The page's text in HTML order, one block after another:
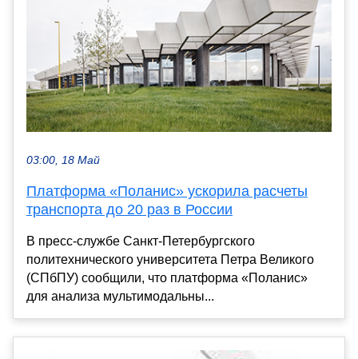
03:00, 18 Май
Платформа «Поланис» ускорила расчеты
транспорта до 20 раз в России
В пресс-службе Санкт-Петербургского
политехнического университета Петра Великого
(СПбПУ) сообщили, что платформа «Поланис»
для анализа мультимодальны...